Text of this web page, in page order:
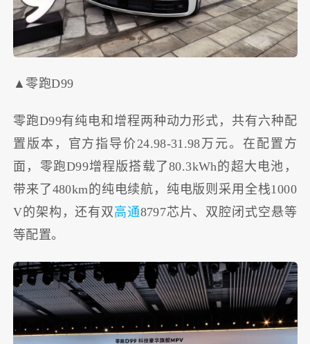
▲零跑D99
零跑D99有纯电和增程两种动力形式，共有六种配
置版本，官方指导价24.98-31.98万元。在配置方
面，零跑D99增程版搭载了80.3kWh的超大电池，
带来了480km的纯电续航，纯电版则采用全栈1000
V的架构，还有双高通8797芯片、双腔闭式空悬等
等配置。